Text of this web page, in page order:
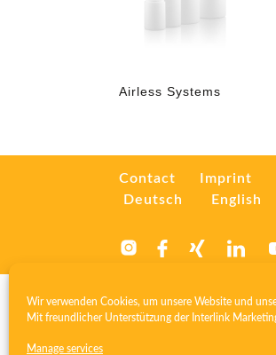
Wir verwenden Cookies, um unsere Website und
Mit freundlicher Unterstützung der Interlink
Manage services
Airless Systems
Contact Imprint
Deutsch
English